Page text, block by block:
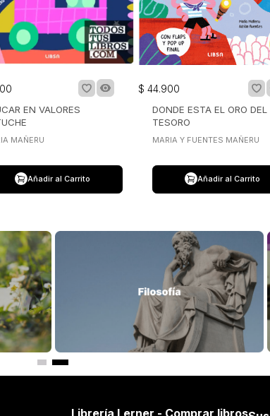
EN VALORES
MAÑERU
Añadir al Carrito
$ 44.900
DONDE ESTA EL ORO DEL
TESORO
MARIA Y FUENTES MAÑERU
Añadir al Carrito
Librería Lerner - Comprar libros